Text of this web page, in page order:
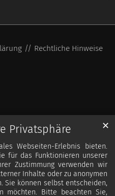
Privatsphäre
Webseiten-Erlebnis bieten.
für das Funktionieren unserer
Zustimmung verwenden wir
Inhalte oder zu anonymen
Sie können selbst entscheiden,
möchten. Bitte beachten Sie,
✕
Rechtliche Hinweise